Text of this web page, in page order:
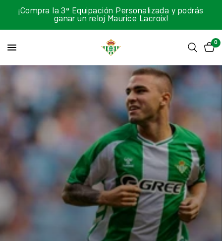
¡Compra la 3ª Equipación Personalizada y podrás
ganar un reloj Maurice Lacroix!
0